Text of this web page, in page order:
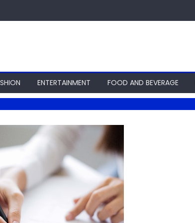
ENTERTAINMENT FOOD AND BEVERAGE